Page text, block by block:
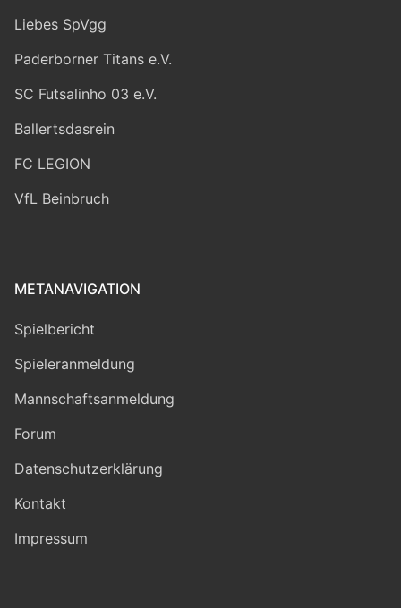
Liebes SpVgg
Paderborner Titans e.V.
SC Futsalinho 03 e.V.
Ballertsdasrein
FC LEGION
VfL Beinbruch
METANAVIGATION
Spielbericht
Spieleranmeldung
Mannschaftsanmeldung
Forum
Datenschutzerklärung
Kontakt
Impressum